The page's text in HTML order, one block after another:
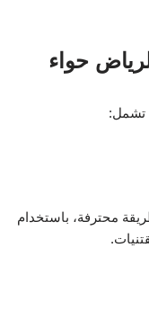
حواء
تشمل:
محترفة، باستخدام